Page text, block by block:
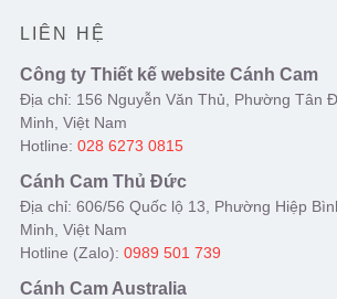
LIÊN HỆ
Công ty Thiết kế website Cánh Cam
Địa chỉ: 156 Nguyễn Văn Thủ, Phường Tân
Minh, Việt Nam
Hotline: 028 6273 0815
Cánh Cam Thủ Đức
Địa chỉ: 606/56 Quốc lộ 13, Phường Hiệp
Minh, Việt Nam
Hotline (Zalo): 0989 501 739
Cánh Cam Australia